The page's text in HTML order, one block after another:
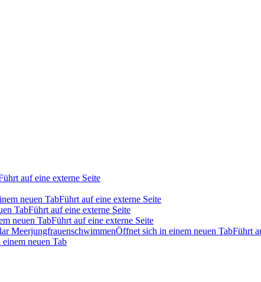
auf eine externe Seite
neuen TabFührt auf eine externe Seite
TabFührt auf eine externe Seite
neuen TabFührt auf eine externe Seite
MeerjungfrauenschwimmenÖffnet sich in einem neuen TabFührt
neuen Tab